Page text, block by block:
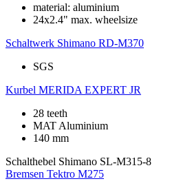
material: aluminium
24x2.4" max. wheelsize
Schaltwerk Shimano RD-M370
SGS
Kurbel MERIDA EXPERT JR
28 teeth
MAT Aluminium
140 mm
Schalthebel Shimano SL-M315-8
Bremsen Tektro M275